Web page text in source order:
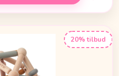
20% tilbud